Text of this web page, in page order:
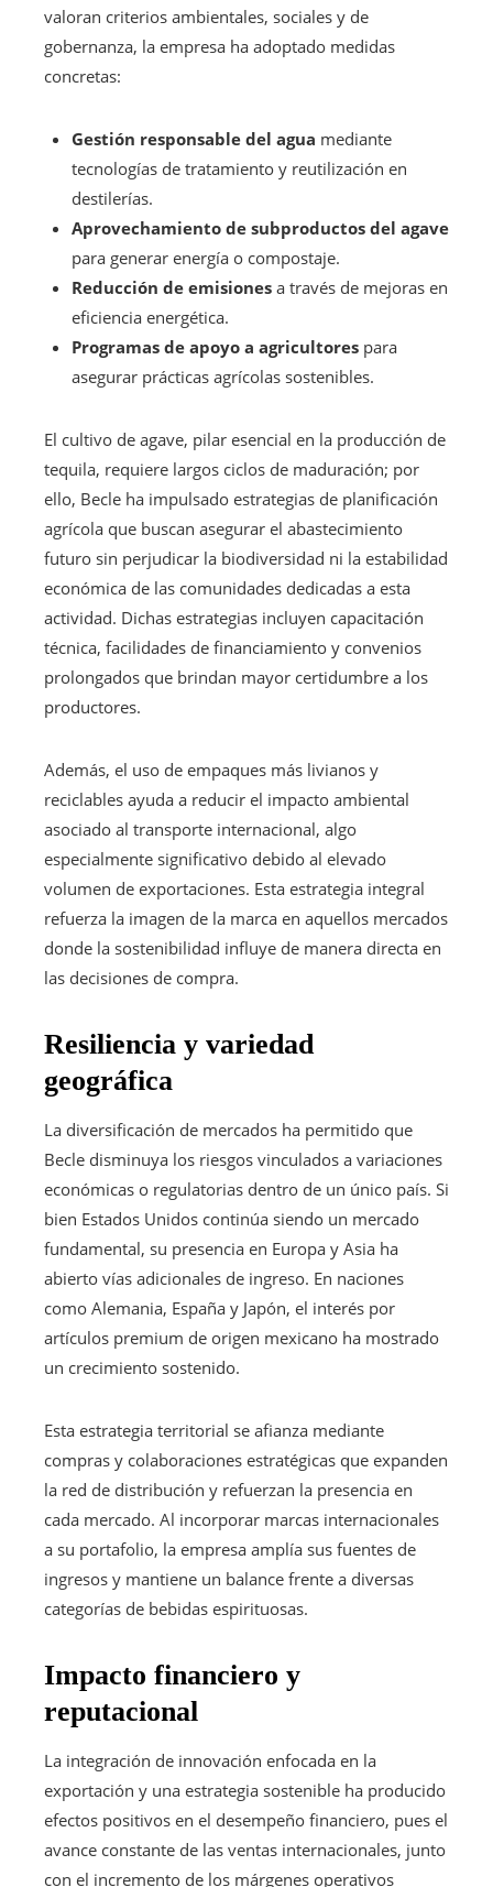
valoran criterios ambientales, sociales y de
gobernanza, la empresa ha adoptado medidas
concretas:
Gestión responsable del agua mediante
tecnologías de tratamiento y reutilización en
destilerías.
Aprovechamiento de subproductos del agave
para generar energía o compostaje.
Reducción de emisiones a través de mejoras en
eficiencia energética.
Programas de apoyo a agricultores para
asegurar prácticas agrícolas sostenibles.
El cultivo de agave, pilar esencial en la producción de
tequila, requiere largos ciclos de maduración; por
ello, Becle ha impulsado estrategias de planificación
agrícola que buscan asegurar el abastecimiento
futuro sin perjudicar la biodiversidad ni la estabilidad
económica de las comunidades dedicadas a esta
actividad. Dichas estrategias incluyen capacitación
técnica, facilidades de financiamiento y convenios
prolongados que brindan mayor certidumbre a los
productores.
Además, el uso de empaques más livianos y
reciclables ayuda a reducir el impacto ambiental
asociado al transporte internacional, algo
especialmente significativo debido al elevado
volumen de exportaciones. Esta estrategia integral
refuerza la imagen de la marca en aquellos mercados
donde la sostenibilidad influye de manera directa en
las decisiones de compra.
Resiliencia y variedad
geográfica
La diversificación de mercados ha permitido que
Becle disminuya los riesgos vinculados a variaciones
económicas o regulatorias dentro de un único país. Si
bien Estados Unidos continúa siendo un mercado
fundamental, su presencia en Europa y Asia ha
abierto vías adicionales de ingreso. En naciones
como Alemania, España y Japón, el interés por
artículos premium de origen mexicano ha mostrado
un crecimiento sostenido.
Esta estrategia territorial se afianza mediante
compras y colaboraciones estratégicas que expanden
la red de distribución y refuerzan la presencia en
cada mercado. Al incorporar marcas internacionales
a su portafolio, la empresa amplía sus fuentes de
ingresos y mantiene un balance frente a diversas
categorías de bebidas espirituosas.
Impacto financiero y
reputacional
La integración de innovación enfocada en la
exportación y una estrategia sostenible ha producido
efectos positivos en el desempeño financiero, pues el
avance constante de las ventas internacionales, junto
con el incremento de los márgenes operativos